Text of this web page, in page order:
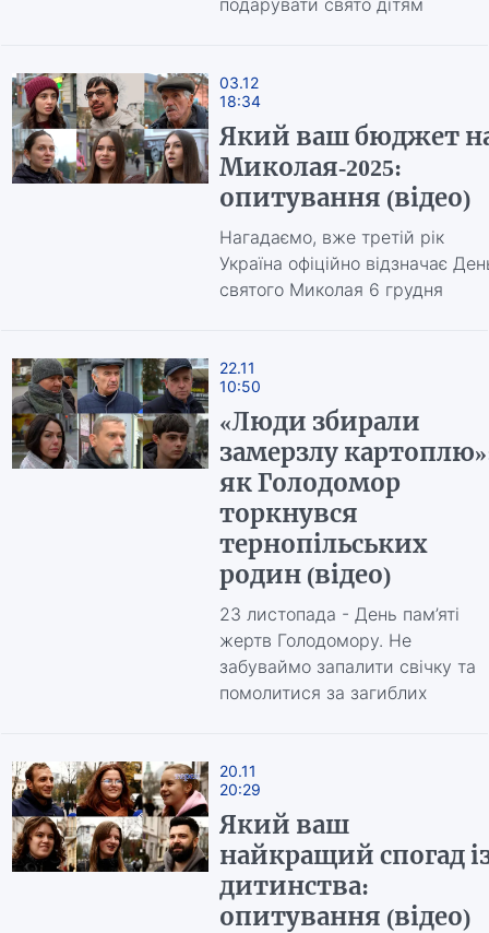
подарувати свято дітям
03.12
18:34
Який ваш бюджет
Миколая-2025:
опитування (відео)
Нагадаємо, вже третій рік
Україна офіційно відзначає
святого Миколая 6 грудня
22.11
10:50
«Люди збирали
замерзлу
як Голодомор
торкнувся
тернопільських
родин (відео)
23 листопада - День пам’яті
жертв Голодомору. Не
забуваймо запалити свічку та
помолитися за загиблих
20.11
20:29
Який ваш
найкращий спогад
дитинства:
опитування (відео)